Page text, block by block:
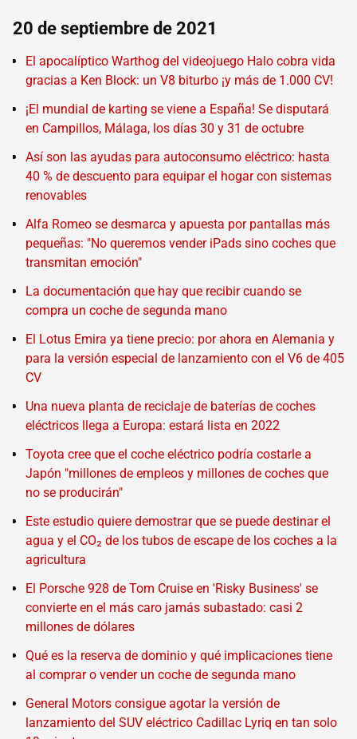
20 de septiembre de 2021
El apocalíptico Warthog del videojuego Halo cobra vida
gracias a Ken Block: un V8 biturbo ¡y más de 1.000 CV!
¡El mundial de karting se viene a España! Se disputará
en Campillos, Málaga, los días 30 y 31 de octubre
Así son las ayudas para autoconsumo eléctrico: hasta
40 % de descuento para equipar el hogar con sistemas
renovables
Alfa Romeo se desmarca y apuesta por pantallas más
pequeñas: "No queremos vender iPads sino coches que
transmitan emoción"
La documentación que hay que recibir cuando se
compra un coche de segunda mano
El Lotus Emira ya tiene precio: por ahora en Alemania y
para la versión especial de lanzamiento con el V6 de 405
CV
Una nueva planta de reciclaje de baterías de coches
eléctricos llega a Europa: estará lista en 2022
Toyota cree que el coche eléctrico podría costarle a
Japón "millones de empleos y millones de coches que
no se producirán"
Este estudio quiere demostrar que se puede destinar el
agua y el CO₂ de los tubos de escape de los coches a la
agricultura
El Porsche 928 de Tom Cruise en 'Risky Business' se
convierte en el más caro jamás subastado: casi 2
millones de dólares
Qué es la reserva de dominio y qué implicaciones tiene
al comprar o vender un coche de segunda mano
General Motors consigue agotar la versión de
lanzamiento del SUV eléctrico Cadillac Lyriq en tan solo